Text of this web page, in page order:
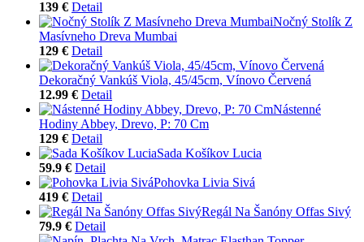
139 € Detail
Nočný Stolík Z
Masívneho Dreva Mumbai
129 € Detail
Dekoračný Vankúš Viola, 45/45cm, Vínovo Červená
12.99 € Detail
Nástenné
Hodiny Abbey, Drevo, P: 70 Cm
129 € Detail
Sada Košíkov Lucia
59.9 € Detail
Pohovka Livia Sivá
419 € Detail
Regál Na Šanóny Offas Sivý
79.9 € Detail